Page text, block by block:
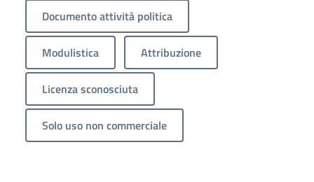
Documento attività politica
Modulistica Attribuzione
Licenza sconosciuta
Solo uso non commerciale